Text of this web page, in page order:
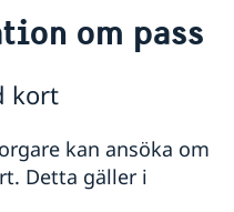
om pass
kort
kan ansöka om
Detta gäller i